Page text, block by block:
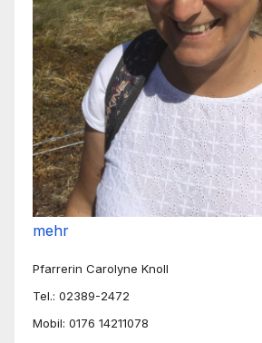
mehr
Pfarrerin Carolyne Knoll
Tel.: 02389-2472
Mobil: 0176 14211078